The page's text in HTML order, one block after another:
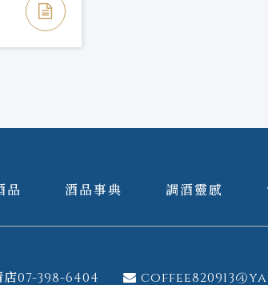
品 酒品事典 調酒靈感
店07-398-6404